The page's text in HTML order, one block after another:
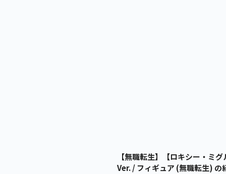
【無職転生】【ロキシー・ミ
Ver. / フィギュア (無職転生) の